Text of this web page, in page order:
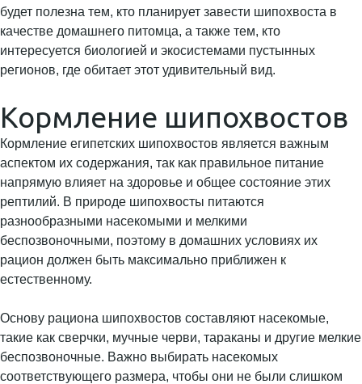
будет полезна тем, кто планирует завести шипохвоста в
качестве домашнего питомца, а также тем, кто
интересуется биологией и экосистемами пустынных
регионов, где обитает этот удивительный вид.
Кормление шипохвостов
Кормление египетских шипохвостов является важным
аспектом их содержания, так как правильное питание
напрямую влияет на здоровье и общее состояние этих
рептилий. В природе шипохвосты питаются
разнообразными насекомыми и мелкими
беспозвоночными, поэтому в домашних условиях их
рацион должен быть максимально приближен к
естественному.
Основу рациона шипохвостов составляют насекомые,
такие как сверчки, мучные черви, тараканы и другие мелкие
беспозвоночные. Важно выбирать насекомых
соответствующего размера, чтобы они не были слишком